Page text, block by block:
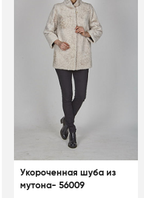
Укороченная шуба из
мутона- 56009